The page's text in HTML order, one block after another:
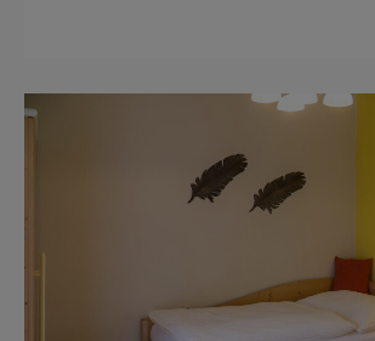
Natur- u. Landschaftsführer
Dependance
Doppelbett (Kingsize)